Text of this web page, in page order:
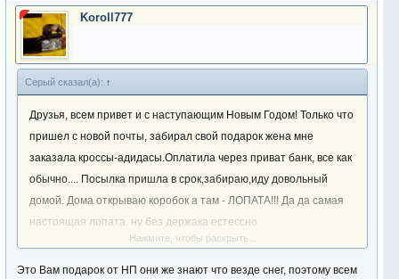
Koroll777
Серый сказал(а): ↑
Друзья, всем привет и с наступающим Новым Годом! Только что
пришел с новой почты, забирал свой подарок жена мне
заказала кроссы-адидасы.Оплатила через приват банк, все как
обычно.... Посылка пришла в срок,забираю,иду довольный
домой. Дома открываю коробок а там - ЛОПАТА!!! Да да самая
настоящая лопата, ну без держака естессно.
Блестящая,заточенная. Я о...уел. Стоим панически смеемся,
благодарю жену за подарок. Звоним отправителю, типа че за
Нажмите, чтобы раскрыть...
Это Вам подарок от НП они же знают что везде снег, поэтому всем